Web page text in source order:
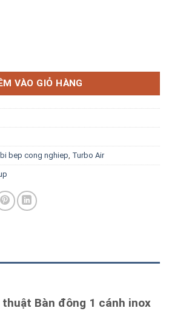
Air KUF9-1 số lượng
VÀO GIỎ HÀNG
bep cong nghiep Turbo Air
Bàn đông 1 cánh inox